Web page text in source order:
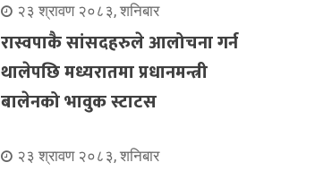
२३ श्रावण २०८३, शनिबार
रास्वपाकै सांसदहरुले आलोचना गर्न
थालेपछि मध्यरातमा प्रधानमन्त्री
बालेनको भावुक स्टाटस
२३ श्रावण २०८३, शनिबार